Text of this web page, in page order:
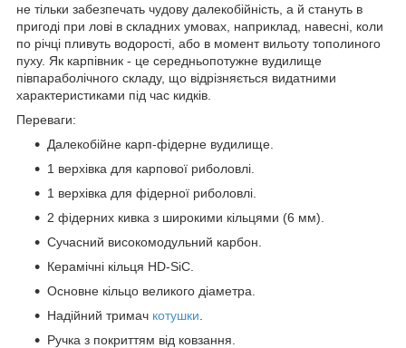
не тільки забезпечать чудову далекобійність, а й стануть в
пригоді при лові в складних умовах, наприклад, навесні, коли
по річці пливуть водорості, або в момент вильоту тополиного
пуху. Як карпівник - це середньопотужне вудилище
півпараболічного складу, що відрізняється видатними
характеристиками під час кидків.
Переваги:
Далекобійне карп-фідерне вудилище.
1 верхівка для карпової риболовлі.
1 верхівка для фідерної риболовлі.
2 фідерних кивка з широкими кільцями (6 мм).
Сучасний високомодульний карбон.
Керамічні кільця HD-SiC.
Основне кільцо великого діаметра.
Надійний тримач котушки
Ручка з покриттям від ковзання.